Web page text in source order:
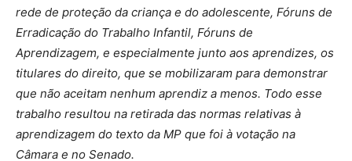
rede de proteção da criança e do adolescente, Fóruns de
Erradicação do Trabalho Infantil, Fóruns de
Aprendizagem, e especialmente junto aos aprendizes, os
titulares do direito, que se mobilizaram para demonstrar
que não aceitam nenhum aprendiz a menos. Todo esse
trabalho resultou na retirada das normas relativas à
aprendizagem do texto da MP que foi à votação na
Câmara e no Senado.